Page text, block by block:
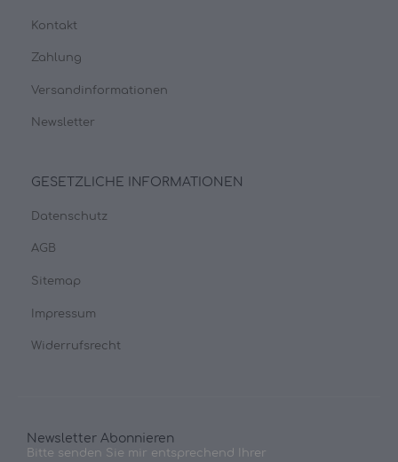
Kontakt
Zahlung
Versandinformationen
Newsletter
GESETZLICHE INFORMATIONEN
Datenschutz
AGB
Sitemap
Impressum
Widerrufsrecht
Newsletter Abonnieren
Bitte senden Sie mir entsprechend Ihrer